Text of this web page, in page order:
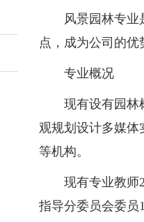
风景园林专业是
点，成为公司的优
专业概况
现有设有园林树
观规划设计多媒体
等机构。
现有专业教师29
指导分委员会委员